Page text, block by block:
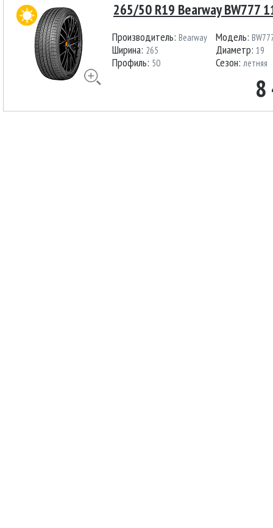
265/50 R19 Bearway BW777
Производитель: Bearway
Ширина: 265
Профиль: 50
Модель:
Диаметр: 19
Сезон: летняя